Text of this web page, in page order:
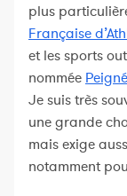
plus
Française
et les sports
nommée
Je suis très
une grande
mais exige
notamment